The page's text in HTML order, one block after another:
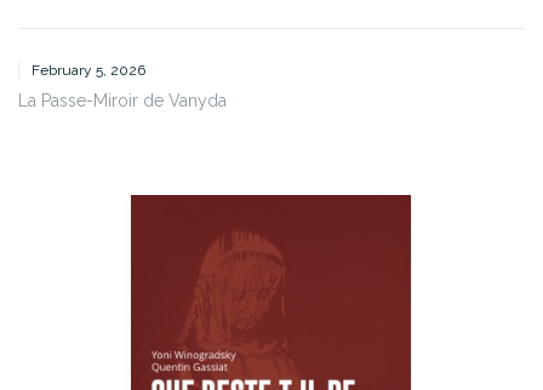
February 5, 2026
La Passe-Miroir de Vanyda